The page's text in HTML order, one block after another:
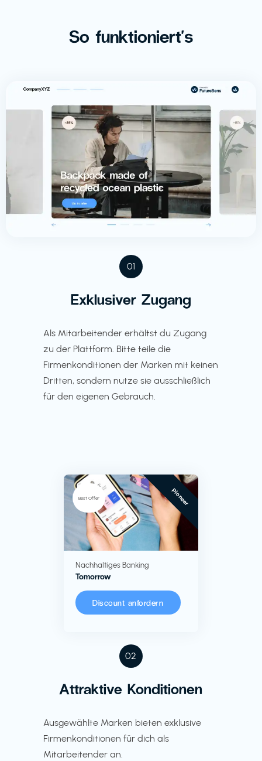
So funktioniert's
01
Exklusiver Zugang
Als Mitarbeitender erhältst du Zugang
zu der Plattform. Bitte teile die
Firmenkonditionen der Marken mit keinen
Dritten, sondern nutze sie ausschließlich
für den eigenen Gebrauch.
02
Attraktive Konditionen
Ausgewählte Marken bieten exklusive
Firmenkonditionen für dich als
Mitarbeitender an.
Best Offer Pioneer
Nachhaltiges Banking
Tomorrow
Discount anfordern